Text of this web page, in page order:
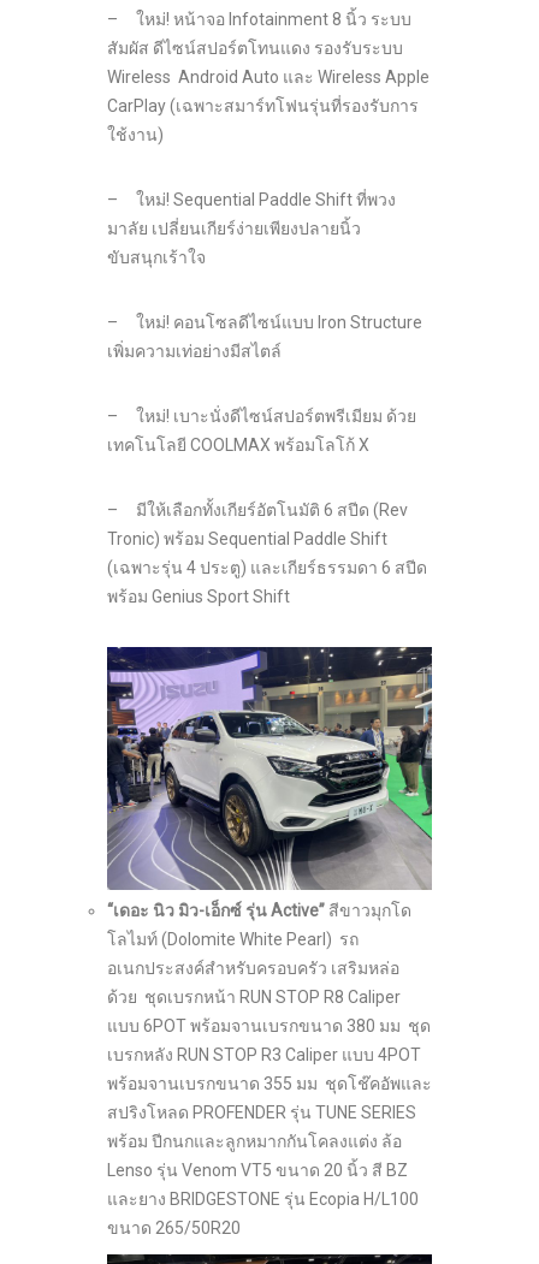
– ใหม่! หน้าจอ Infotainment 8 นิ้ว ระบบ
สัมผัส ดีไซน์สปอร์ตโทนแดง รองรับระบบ
Wireless Android Auto และ Wireless Apple
CarPlay (เฉพาะสมาร์ทโฟนรุ่นที่รองรับการ
ใช้งาน)
– ใหม่! Sequential Paddle Shift ที่พวง
มาลัย เปลี่ยนเกียร์ง่ายเพียงปลายนิ้ว
ขับสนุกเร้าใจ
– ใหม่! คอนโซลดีไซน์แบบ Iron Structure
เพิ่มความเท่อย่างมีสไตล์
– ใหม่! เบาะนั่งดีไซน์สปอร์ตพรีเมียม ด้วย
เทคโนโลยี COOLMAX พร้อมโลโก้ X
– มีให้เลือกทั้งเกียร์อัตโนมัติ 6 สปีด (Rev
Tronic) พร้อม Sequential Paddle Shift
(เฉพาะรุ่น 4 ประตู) และเกียร์ธรรมดา 6 สปีด
พร้อม Genius Sport Shift
“เดอะ นิว มิว-เอ็กซ์ รุ่น Active” สีขาวมุกโด
โลไมท์ (Dolomite White Pearl) รถ
อเนกประสงค์สำหรับครอบครัว เสริมหล่อ
ด้วย ชุดเบรกหน้า RUN STOP R8 Caliper
แบบ 6POT พร้อมจานเบรกขนาด 380 มม ชุด
เบรกหลัง RUN STOP R3 Caliper แบบ 4POT
พร้อมจานเบรกขนาด 355 มม ชุดโช๊คอัพและ
สปริงโหลด PROFENDER รุ่น TUNE SERIES
พร้อม ปีกนกและลูกหมากกันโคลงแต่ง ล้อ
Lenso รุ่น Venom VT5 ขนาด 20 นิ้ว สี BZ
และยาง BRIDGESTONE รุ่น Ecopia H/L100
ขนาด 265/50R20